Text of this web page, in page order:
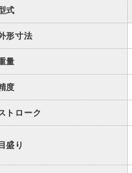
式
形寸法
量
度
トローク
目盛り